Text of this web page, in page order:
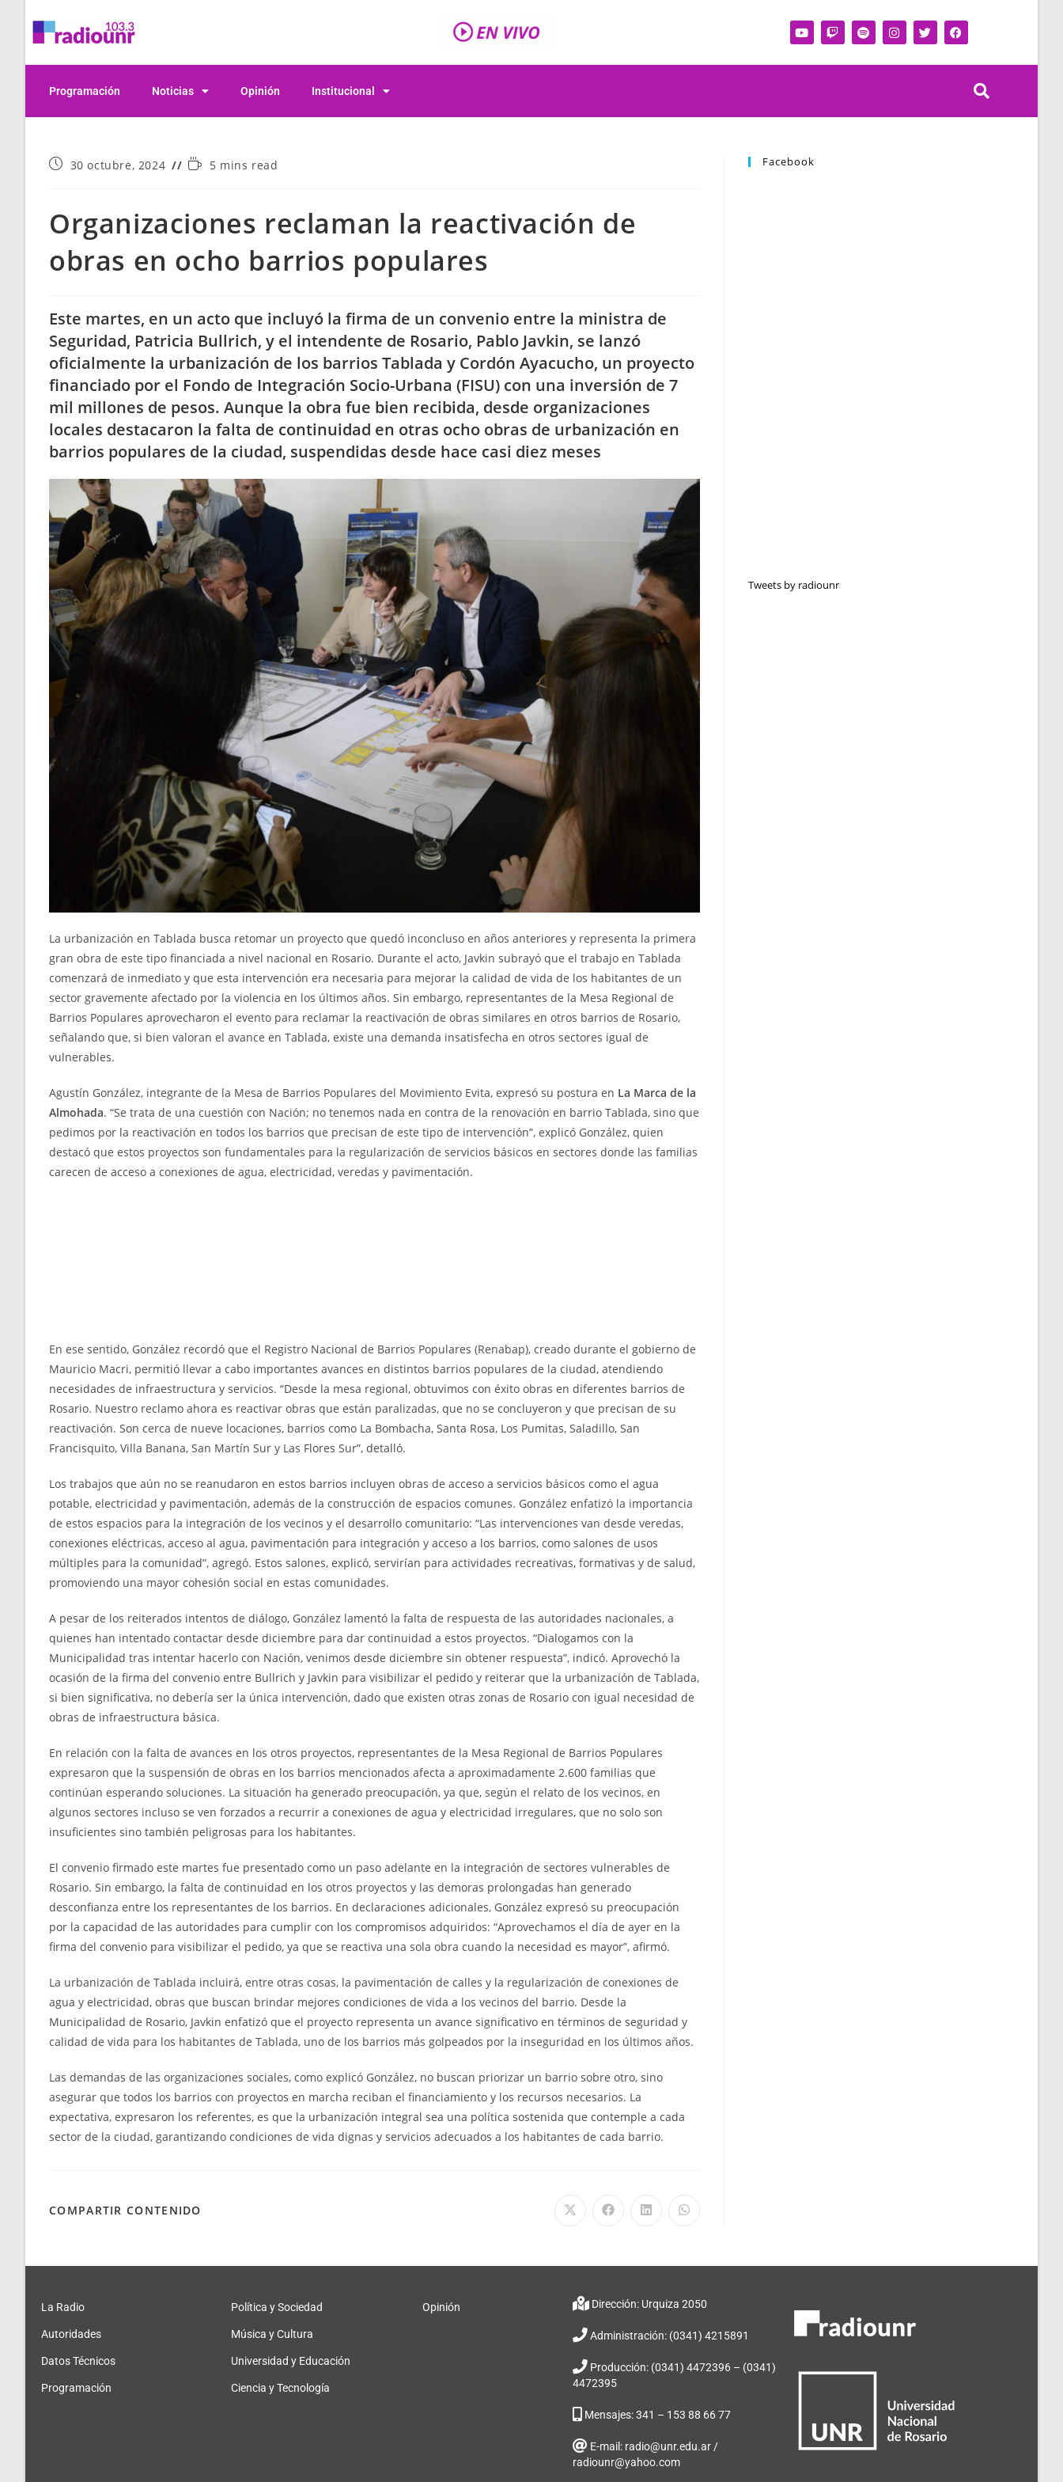
Programación Noticias Opinión Institucional
30 octubre, 2024 5 mins read
Organizaciones reclaman la reactivación de
obras en ocho barrios populares
Este martes, en un acto que incluyó la firma de un convenio entre la ministra de
Seguridad, Patricia Bullrich, y el intendente de Rosario, Pablo Javkin, se lanzó
oficialmente la urbanización de los barrios Tablada y Cordón Ayacucho, un proyecto
financiado por el Fondo de Integración Socio-Urbana (FISU) con una inversión de 7
mil millones de pesos. Aunque la obra fue bien recibida, desde organizaciones
locales destacaron la falta de continuidad en otras ocho obras de urbanización en
barrios populares de la ciudad, suspendidas desde hace casi diez meses
La urbanización en Tablada busca retomar un proyecto que quedó inconcluso en años anteriores y representa la primera
gran obra de este tipo financiada a nivel nacional en Rosario. Durante el acto, Javkin subrayó que el trabajo en Tablada
comenzará de inmediato y que esta intervención era necesaria para mejorar la calidad de vida de los habitantes de un
sector gravemente afectado por la violencia en los últimos años. Sin embargo, representantes de la Mesa Regional de
Barrios Populares aprovecharon el evento para reclamar la reactivación de obras similares en otros barrios de Rosario,
señalando que, si bien valoran el avance en Tablada, existe una demanda insatisfecha en otros sectores igual de
vulnerables.
Agustín González, integrante de la Mesa de Barrios Populares del Movimiento Evita, expresó su postura en La Marca de la
Almohada. “Se trata de una cuestión con Nación; no tenemos nada en contra de la renovación en barrio Tablada, sino que
pedimos por la reactivación en todos los barrios que precisan de este tipo de intervención”, explicó González, quien
destacó que estos proyectos son fundamentales para la regularización de servicios básicos en sectores donde las familias
carecen de acceso a conexiones de agua, electricidad, veredas y pavimentación.
En ese sentido, González recordó que el Registro Nacional de Barrios Populares (Renabap), creado durante el gobierno de
Mauricio Macri, permitió llevar a cabo importantes avances en distintos barrios populares de la ciudad, atendiendo
necesidades de infraestructura y servicios. “Desde la mesa regional, obtuvimos con éxito obras en diferentes barrios de
Rosario. Nuestro reclamo ahora es reactivar obras que están paralizadas, que no se concluyeron y que precisan de su
reactivación. Son cerca de nueve locaciones, barrios como La Bombacha, Santa Rosa, Los Pumitas, Saladillo, San
Francisquito, Villa Banana, San Martín Sur y Las Flores Sur”, detalló.
Los trabajos que aún no se reanudaron en estos barrios incluyen obras de acceso a servicios básicos como el agua
potable, electricidad y pavimentación, además de la construcción de espacios comunes. González enfatizó la importancia
de estos espacios para la integración de los vecinos y el desarrollo comunitario: “Las intervenciones van desde veredas,
conexiones eléctricas, acceso al agua, pavimentación para integración y acceso a los barrios, como salones de usos
múltiples para la comunidad”, agregó. Estos salones, explicó, servirían para actividades recreativas, formativas y de salud,
promoviendo una mayor cohesión social en estas comunidades.
A pesar de los reiterados intentos de diálogo, González lamentó la falta de respuesta de las autoridades nacionales, a
quienes han intentado contactar desde diciembre para dar continuidad a estos proyectos. “Dialogamos con la
Municipalidad tras intentar hacerlo con Nación, venimos desde diciembre sin obtener respuesta”, indicó. Aprovechó la
ocasión de la firma del convenio entre Bullrich y Javkin para visibilizar el pedido y reiterar que la urbanización de Tablada,
si bien significativa, no debería ser la única intervención, dado que existen otras zonas de Rosario con igual necesidad de
obras de infraestructura básica.
En relación con la falta de avances en los otros proyectos, representantes de la Mesa Regional de Barrios Populares
expresaron que la suspensión de obras en los barrios mencionados afecta a aproximadamente 2.600 familias que
continúan esperando soluciones. La situación ha generado preocupación, ya que, según el relato de los vecinos, en
algunos sectores incluso se ven forzados a recurrir a conexiones de agua y electricidad irregulares, que no solo son
insuficientes sino también peligrosas para los habitantes.
El convenio firmado este martes fue presentado como un paso adelante en la integración de sectores vulnerables de
Rosario. Sin embargo, la falta de continuidad en los otros proyectos y las demoras prolongadas han generado
desconfianza entre los representantes de los barrios. En declaraciones adicionales, González expresó su preocupación
por la capacidad de las autoridades para cumplir con los compromisos adquiridos: “Aprovechamos el día de ayer en la
firma del convenio para visibilizar el pedido, ya que se reactiva una sola obra cuando la necesidad es mayor”, afirmó.
La urbanización de Tablada incluirá, entre otras cosas, la pavimentación de calles y la regularización de conexiones de
agua y electricidad, obras que buscan brindar mejores condiciones de vida a los vecinos del barrio. Desde la
Municipalidad de Rosario, Javkin enfatizó que el proyecto representa un avance significativo en términos de seguridad y
calidad de vida para los habitantes de Tablada, uno de los barrios más golpeados por la inseguridad en los últimos años.
Las demandas de las organizaciones sociales, como explicó González, no buscan priorizar un barrio sobre otro, sino
asegurar que todos los barrios con proyectos en marcha reciban el financiamiento y los recursos necesarios. La
expectativa, expresaron los referentes, es que la urbanización integral sea una política sostenida que contemple a cada
sector de la ciudad, garantizando condiciones de vida dignas y servicios adecuados a los habitantes de cada barrio.
COMPARTIR CONTENIDO
Facebook
Tweets by radiounr
La Radio
Autoridades
Datos Técnicos
Programación
Política y Sociedad
Música y Cultura
Universidad y Educación
Ciencia y Tecnología
Opinión Dirección: Urquiza 2050
Administración: (0341) 4215891
Producción: (0341) 4472396 – (0341)
4472395
Mensajes: 341 – 153 88 66 77
E-mail: radio@unr.edu.ar /
radiounr@yahoo.com